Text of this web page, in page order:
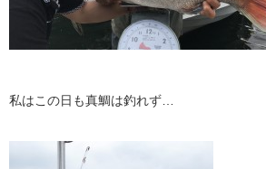
私はこの日も真鯛は釣れず…